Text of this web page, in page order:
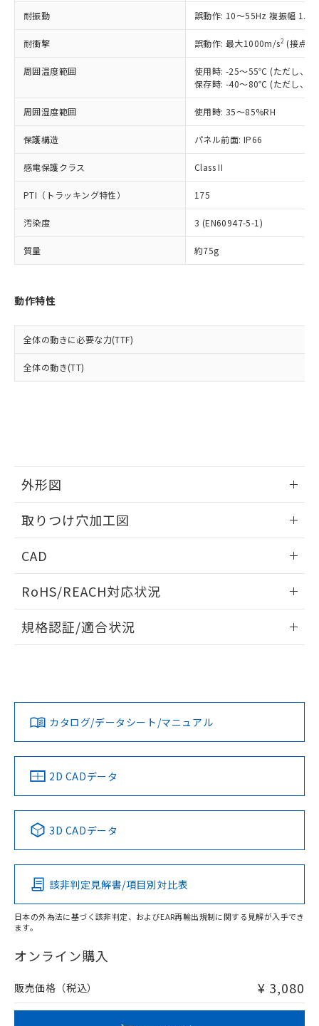
耐振動 誤動作: 10～55Hz 複振幅
耐衝撃 誤動作: 最大1000m/s2 (接点
周囲温度範囲
使用時: -25～55℃ (ただし、氷
保存時: -40～80℃ (ただし、氷
周囲湿度範囲 使用時: 35～85%RH
保護構造 パネル前面: IP66
感電保護クラス Class II
PTI（トラッキング特性） 175
汚染度 3 (EN60947-5-1)
質量 約75g
動作特性
全体の動きに必要な力(TTF)
全体の動き(TT)
外形図
取りつけ穴加工図
CAD
ドすることができます。
ログイン/会員登録
ダウンロードデータをご利用いただく前に、以下を必ずお読
みください。
ソフトウェアの使用条件
RoHS/REACH対応状況
EU RoHS 注意事項・凡例
対応済み
中国 RoHS 注意事項・凡例
Pb Hg Cd Cr(VI)
O
在庫等で未対応品が混在する可能性があります。
問い合わせください。
規格認証/適合状況
カタログ/データシート/マニュアル
2D CADデータ
3D CADデータ
該非判定見解書/項目別対比表
日本の外為法に基づく該非判定、およびEAR再輸出規制に関する見解が入手でき
ます。
オンライン購入
販売価格（税込） ¥ 3,080
記載している更新日時点での社内デー
タに基づき作成されるものであり、閲
覧された時点での実際の在庫および標
準価格とは異なる場合があることをご
正式な納期状況および標準価格はお客
様のお取引先、またはお客様担当のオ
ムロン制御機器販売店・当社販売員に
オムロン制御機器販売店や当社販売拠
販売ネットワーク
」をご確認
ください。
在庫状況および標準価格結果を当社の
事前の承諾なく第三者に漏洩または開
示しないようお願いします。
マイパーツ機能（部品リスト作成サー
ビス）をご利用いただくには、I-Web
メンバーズにご登録されている必要が
および当社の共同利用者が、当社の製
品・サービスに関するお客様との取
をご了承ください。
※当社の共同利用者とは、"個人情報
鉛(Pb) 1000ppm以下、 水銀(Hg) 1000ppm以下、 カド
六価クロム(Cr(Ⅵ)) 1000ppm以下、ポリ臭化ビフェニル
類(PBB) 1000ppm以下、ポリ臭化ジフェニルエーテル類
(PBDE) 1000ppm以下、フタル酸ビス(2-エチルヘキシ
ル) (DEHP)(別名：DOP) 1000ppm以下、フタル酸ブチ
ルベンジル（BBP） 1000ppm以下、フタル酸ジブチル
（DBP） 1000ppm以下、フタル酸ジイソブチル
(DIBP) 1000ppm以下
但し、RoHS指令で産業用監視および制御機器に対する
適用除外項目は除く。
フタル酸エステル類の４物質については閾値を超える意
図的な使用がないことを確認しています。
※2 対応予定月
部品在庫の切り替え状況などにより、予定
月が前後することがあります。
下記の非含有証明書をダウンロードするこ
とができます。
EU RoHS指令（10物質）の非含有証明書
物質の対応では、対応完了までの期間は出
荷製品に未対応品が混在することから備考
既に当社にて対応品への在庫切替を完了
していることから、特段のことがない限
り、2022年1月12日より割愛しておりま
*中国RoHS10物質の基準値 (GB/T26572)：
Pb(鉛) :1000ppm、 Hg(水銀) : 1000ppm、 Cd(カドミウ
Cr(Ⅵ)(六価クロム) : 1000ppm、 PBBs(ポリ臭化ビフェ
ニル類) : 1000ppm、 PBDEs(ポリ臭化ジフェニルエーテ
ル) : 1000ppm、
DEHP(フタル酸ビス(2-エチルヘキシル)) : 1000ppm
※2 環境保護使用期限
「ｅ」：有害物質（10物質）のすべてが基
準値以下であることを示します。
「10」：通常の使用状況下において有害物
質が外部に漏えいし、環境に深刻な影響を
及ぼさない年数を意味します。
（以下｢規制貨物等」という）を輸出
または国外への提供する場合は、日本
国政府の輸出許可(または役務取引許
可)を取得するなどの必要な手続きを
当社は規制貨物を破棄する場合は、完
全に破砕するなど、違法に輸出されな
いよう必要な手段を講じます。
当社は貴社製品を、核兵器、ミサイ
ル、化学兵器、生物兵器またはその他
武器並びにこれらの製造装置等に一切
使用いたしません。
当社は、貴社製品を第三者に販売する
場合は、上記1、2および3の内容を当
該第三者に通知します。また当社は、
販売先および販売に係わる関係者が違
法に輸出するおそれがある場合は、取
り引きをいたしません。
○ 一定数以上の在庫あり
△ 一定数には満たないが在庫あり
在庫なし(最新の在庫状況につ
いては、お客様のお取引先、ま
たはお客様担当のオムロン制御
機器販売店・当社販売員にご確
認ください)
受注生産機種、また在庫状況の
情報を公開していない機種